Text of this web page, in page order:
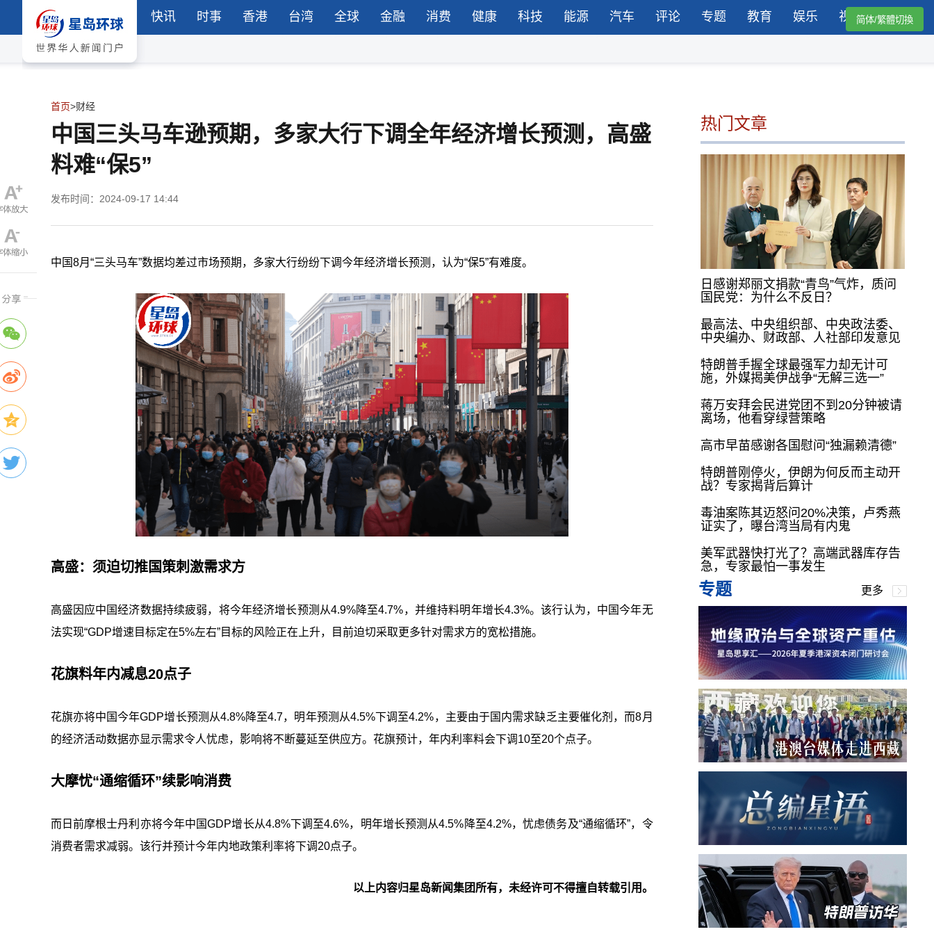
快讯 时事 香港 台湾 全球 金融 消费 健康 科技 能源 汽车 评论 专题 教育 娱乐 视频简体/繁體切換
首页>财经
中国三头马车逊预期，多家大行下调全年经济增长预测，高盛
料难“保5”
发布时间：2024-09-17 14:44
中国8月“三头马车”数据均差过市场预期，多家大行纷纷下调今年经济增长预测，认为“保5”有难度。
高盛：须迫切推国策刺激需求方
高盛因应中国经济数据持续疲弱，将今年经济增长预测从4.9%降至4.7%，并维持料明年增长4.3%。该行认为，中国今年无
法实现“GDP增速目标定在5%左右”目标的风险正在上升，目前迫切采取更多针对需求方的宽松措施。
花旗料年内减息20点子
花旗亦将中国今年GDP增长预测从4.8%降至4.7，明年预测从4.5%下调至4.2%，主要由于国内需求缺乏主要催化剂，而8月
的经济活动数据亦显示需求令人忧虑，影响将不断蔓延至供应方。花旗预计，年内利率料会下调10至20个点子。
大摩忧“通缩循环”续影响消费
而日前摩根士丹利亦将今年中国GDP增长从4.8%下调至4.6%，明年增长预测从4.5%降至4.2%，忧虑债务及“通缩循环”，令
消费者需求减弱。该行并预计今年内地政策利率将下调20点子。
以上内容归星岛新闻集团所有，未经许可不得擅自转载引用。
热门文章
日感谢郑丽文捐款“青鸟”气炸，质问
国民党：为什么不反日？
最高法、中央组织部、中央政法委、
中央编办、财政部、人社部印发意见
特朗普手握全球最强军力却无计可
施，外媒揭美伊战争“无解三选一”
蒋万安拜会民进党团不到20分钟被请
离场，他看穿绿营策略
高市早苗感谢各国慰问“独漏赖清德”
特朗普刚停火，伊朗为何反而主动开
战？专家揭背后算计
毒油案陈其迈怒问20%决策，卢秀燕
证实了，曝台湾当局有内鬼
美军武器快打光了？高端武器库存告
急，专家最怕一事发生
专题 更多